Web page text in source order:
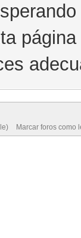
Marcar foros como